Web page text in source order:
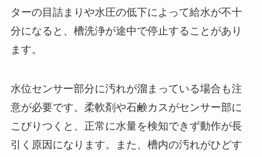
ターの目詰まりや水圧の低下によって給水が不十
分になると、槽洗浄が途中で停止することがあり
ます。
水位センサー部分に汚れが溜まっている場合も注
意が必要です。柔軟剤や石鹸カスがセンサー部に
こびりつくと、正常に水量を検知できず動作が長
引く原因になります。また、槽内の汚れがひどす